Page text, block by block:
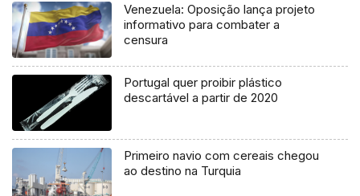
Venezuela: Oposição lança projeto
informativo para combater a
censura
Portugal quer proibir plástico
descartável a partir de 2020
Primeiro navio com cereais chegou
ao destino na Turquia